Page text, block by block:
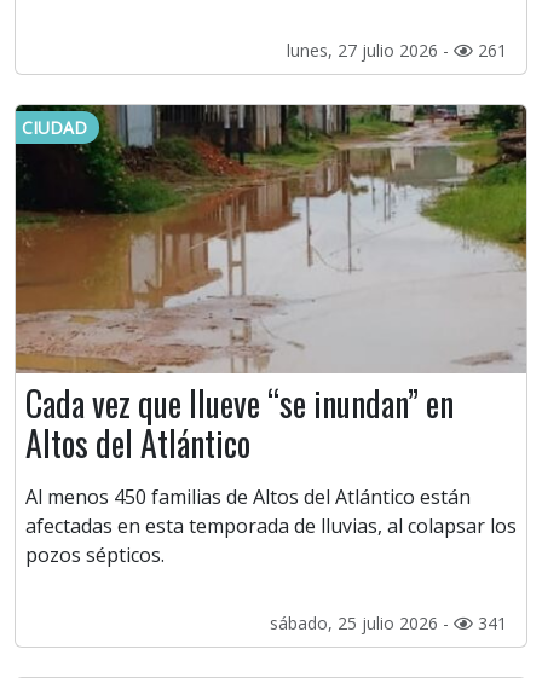
lunes, 27 julio 2026 - 261
CIUDAD
Cada vez que llueve “se inundan” en
Altos del Atlántico
Al menos 450 familias de Altos del Atlántico están
afectadas en esta temporada de lluvias, al colapsar los
pozos sépticos.
sábado, 25 julio 2026 - 341